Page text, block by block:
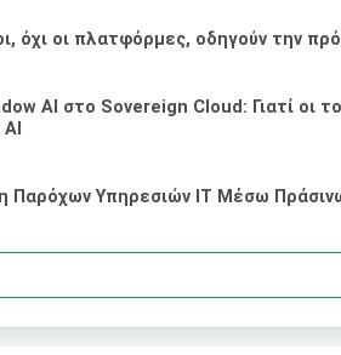
όχι οι πλατφόρμες, οδηγούν την
AI στο Sovereign Cloud: Γιατί οι
Παρόχων Υπηρεσιών IT Μέσω